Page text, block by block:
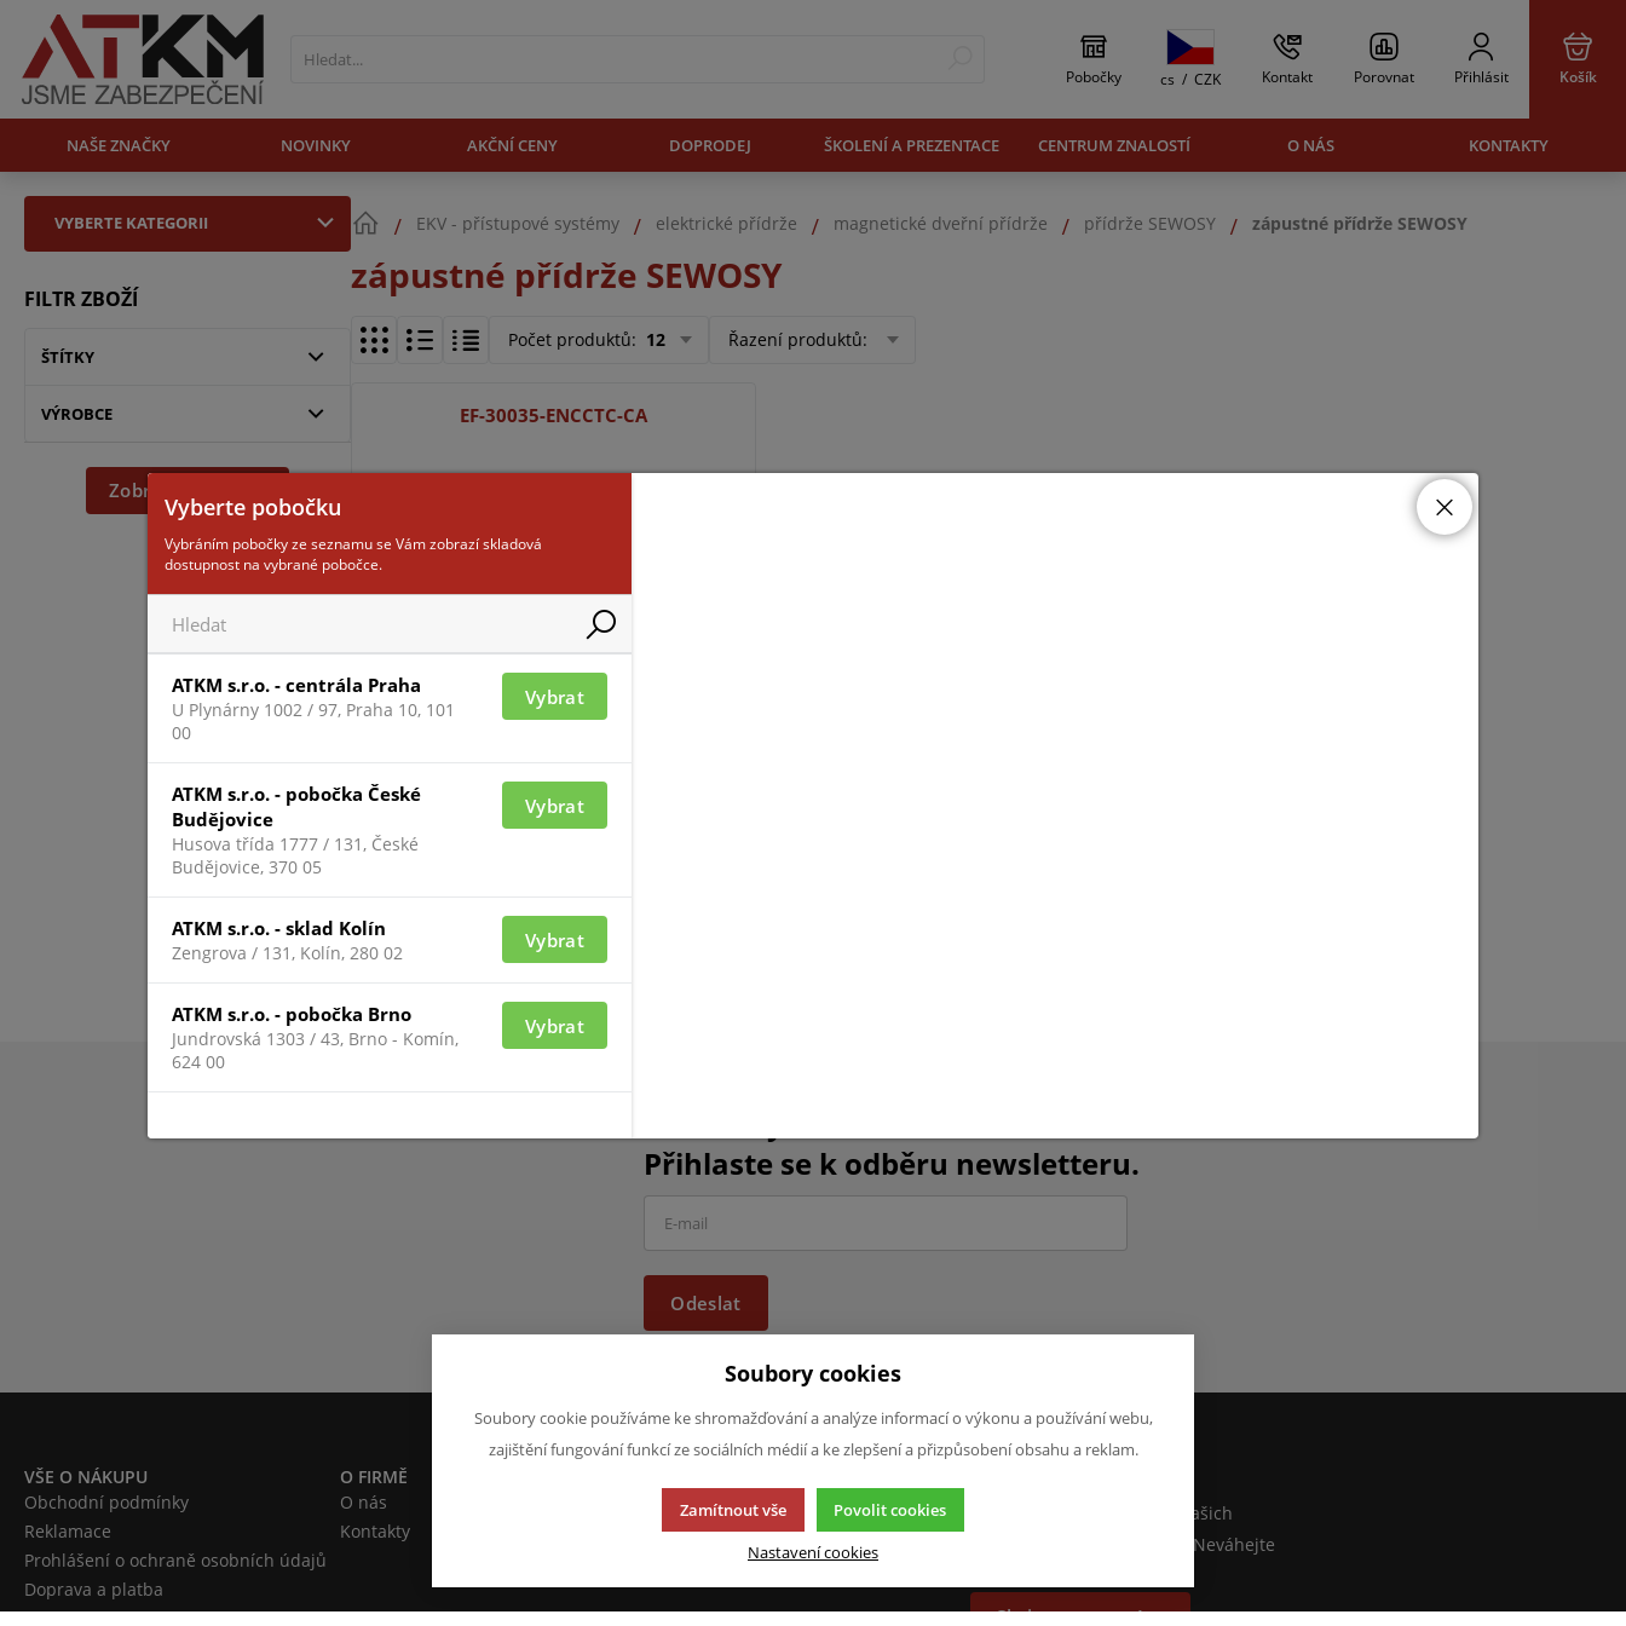
Pobočky cs / CZK Kontakt Porovnat Přihlásit Košík
NAŠE ZNAČKY NOVINKY AKČNÍ CENY DOPRODEJ ŠKOLENÍ A PREZENTACE CENTRUM ZNALOSTÍ O NÁS KONTAKTY
VYBERTE KATEGORII
FILTR ZBOŽÍ
ŠTÍTKY
VÝROBCE
Zobrazit dle filtru
EKV - přístupové systémy elektrické přídrže magnetické dveřní přídrže přídrže SEWOSY zápustné přídrže SEWOSY
zápustné přídrže SEWOSY
Počet produktů: 12 Řazení produktů:
EF-30035-ENCCTC-CA
Pro zobrazení informací je nutné být
přihlášený
Přihlaste se k odběru newsletteru.
Odeslat
VŠE O NÁKUPU
Obchodní podmínky
Reklamace
Prohlášení o ochraně osobních údajů
Doprava a platba
O FIRMĚ
O nás
Kontakty
CS
Chcete nám něco sdělit o našich
produktech nebo e-shopu? Neváhejte
Chci napsat zprávu
Soubory cookies
Soubory cookie používáme ke shromažďování a analýze informací o výkonu a používání webu,
zajištění fungování funkcí ze sociálních médií a ke zlepšení a přizpůsobení obsahu a reklam.
Zamítnout vše Povolit cookies
Nastavení cookies
Vyberte pobočku
Vybráním pobočky ze seznamu se Vám zobrazí skladová
dostupnost na vybrané pobočce.
ATKM s.r.o. - centrála Praha
U Plynárny 1002 / 97, Praha 10, 101
00
Vybrat
ATKM s.r.o. - pobočka České
Budějovice
Husova třída 1777 / 131, České
Budějovice, 370 05
Vybrat
ATKM s.r.o. - sklad Kolín
Zengrova / 131, Kolín, 280 02
Vybrat
ATKM s.r.o. - pobočka Brno
Jundrovská 1303 / 43, Brno - Komín,
624 00
Vybrat